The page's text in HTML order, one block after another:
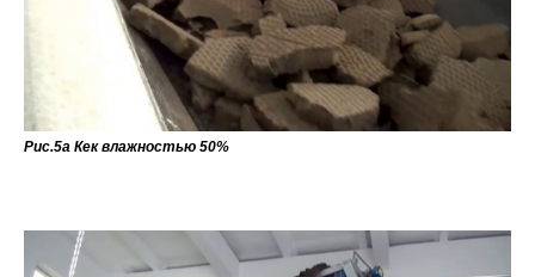
Рис.5а Кек влажностью 50%